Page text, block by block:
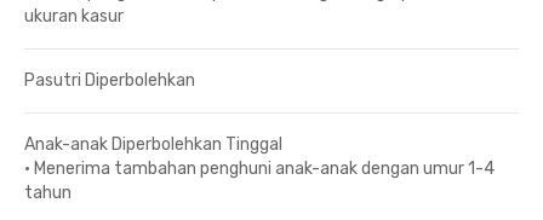
ukuran kasur
Pasutri Diperbolehkan
Anak-anak Diperbolehkan Tinggal
• Menerima tambahan penghuni anak-anak dengan umur 1-4
tahun